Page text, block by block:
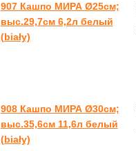
907 Кашпо МИРА Ø25см;
выс.29,7см 6,2л белый
(biały)
908 Кашпо МИРА Ø30см;
выс.35,6см 11,6л белый
(biały)